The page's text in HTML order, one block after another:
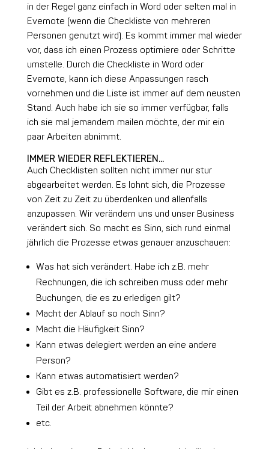
in der Regel ganz einfach in Word oder selten mal in
Evernote (wenn die Checkliste von mehreren
Personen genutzt wird). Es kommt immer mal wieder
vor, dass ich einen Prozess optimiere oder Schritte
umstelle. Durch die Checkliste in Word oder
Evernote, kann ich diese Anpassungen rasch
vornehmen und die Liste ist immer auf dem neusten
Stand. Auch habe ich sie so immer verfügbar, falls
ich sie mal jemandem mailen möchte, der mir ein
paar Arbeiten abnimmt.
IMMER WIEDER REFLEKTIEREN…
Auch Checklisten sollten nicht immer nur stur
abgearbeitet werden. Es lohnt sich, die Prozesse
von Zeit zu Zeit zu überdenken und allenfalls
anzupassen. Wir verändern uns und unser Business
verändert sich. So macht es Sinn, sich rund einmal
jährlich die Prozesse etwas genauer anzuschauen:
Was hat sich verändert. Habe ich z.B. mehr
Rechnungen, die ich schreiben muss oder mehr
Buchungen, die es zu erledigen gilt?
Macht der Ablauf so noch Sinn?
Macht die Häufigkeit Sinn?
Kann etwas delegiert werden an eine andere
Person?
Kann etwas automatisiert werden?
Gibt es z.B. professionelle Software, die mir einen
Teil der Arbeit abnehmen könnte?
etc.